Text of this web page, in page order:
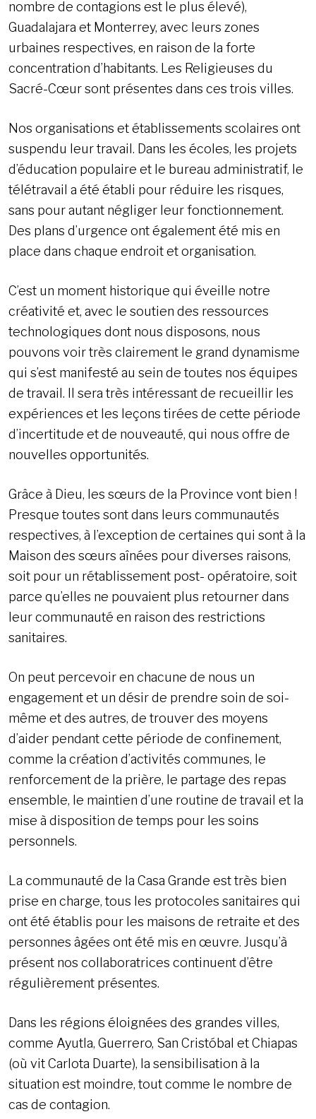
nombre de contagions est le plus élevé),
Guadalajara et Monterrey, avec leurs zones
urbaines respectives, en raison de la forte
concentration d’habitants. Les Religieuses du
Sacré-Cœur sont présentes dans ces trois villes.
Nos organisations et établissements scolaires ont
suspendu leur travail. Dans les écoles, les projets
d’éducation populaire et le bureau administratif, le
télétravail a été établi pour réduire les risques,
sans pour autant négliger leur fonctionnement.
Des plans d’urgence ont également été mis en
place dans chaque endroit et organisation.
C’est un moment historique qui éveille notre
créativité et, avec le soutien des ressources
technologiques dont nous disposons, nous
pouvons voir très clairement le grand dynamisme
qui s’est manifesté au sein de toutes nos équipes
de travail. Il sera très intéressant de recueillir les
expériences et les leçons tirées de cette période
d’incertitude et de nouveauté, qui nous offre de
nouvelles opportunités.
Grâce à Dieu, les sœurs de la Province vont bien !
Presque toutes sont dans leurs communautés
respectives, à l’exception de certaines qui sont à la
Maison des sœurs aînées pour diverses raisons,
soit pour un rétablissement post- opératoire, soit
parce qu’elles ne pouvaient plus retourner dans
leur communauté en raison des restrictions
sanitaires.
On peut percevoir en chacune de nous un
engagement et un désir de prendre soin de soi-
même et des autres, de trouver des moyens
d’aider pendant cette période de confinement,
comme la création d’activités communes, le
renforcement de la prière, le partage des repas
ensemble, le maintien d’une routine de travail et la
mise à disposition de temps pour les soins
personnels.
La communauté de la Casa Grande est très bien
prise en charge, tous les protocoles sanitaires qui
ont été établis pour les maisons de retraite et des
personnes âgées ont été mis en œuvre. Jusqu’à
présent nos collaboratrices continuent d’être
régulièrement présentes.
Dans les régions éloignées des grandes villes,
comme Ayutla, Guerrero, San Cristóbal et Chiapas
(où vit Carlota Duarte), la sensibilisation à la
situation est moindre, tout comme le nombre de
cas de contagion.